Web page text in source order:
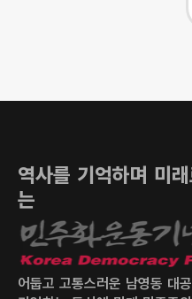
역사를 기억하며 미
는
어둡고 고통스러운 남영동 대